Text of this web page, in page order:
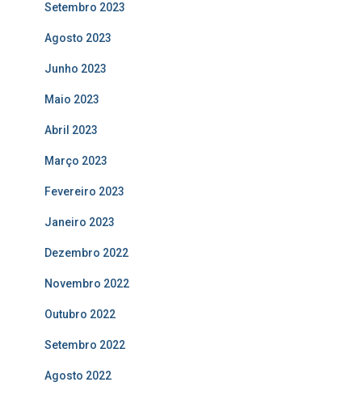
Setembro 2023
Agosto 2023
Junho 2023
Maio 2023
Abril 2023
Março 2023
Fevereiro 2023
Janeiro 2023
Dezembro 2022
Novembro 2022
Outubro 2022
Setembro 2022
Agosto 2022